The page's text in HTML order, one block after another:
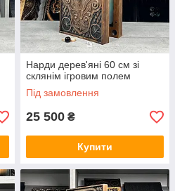
Нарди дерев'яні 60 см зі
склянім ігровим полем
Під замовлення
25 500 ₴
Купити